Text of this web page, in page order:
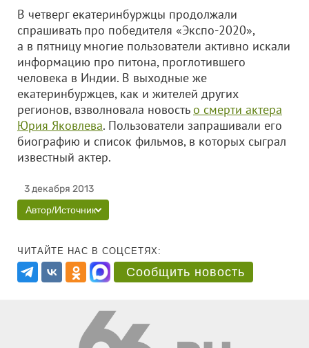
В четверг екатеринбуржцы продолжали
спрашивать про победителя «Экспо-2020»,
а в пятницу многие пользователи активно искали
информацию про питона, проглотившего
человека в Индии. В выходные же
екатеринбуржцев, как и жителей других
регионов, взволновала новостьо смерти актера
Юрия Яковлева. Пользователи запрашивали его
биографию и список фильмов, в которых сыграл
известный актер.
3 декабря 2013
Автор/Источник
ЧИТАЙТЕ НАС В СОЦСЕТЯХ:
Сообщить новость